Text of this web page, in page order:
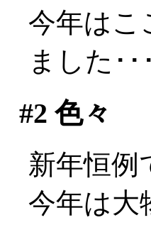
今年はこ
ました･･･
#2 色々
新年恒例
今年は大